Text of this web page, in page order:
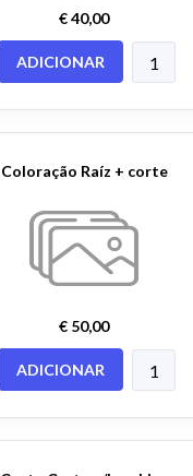
€ 40,00
ADICIONAR
Coloração Raíz + corte
€ 50,00
ADICIONAR